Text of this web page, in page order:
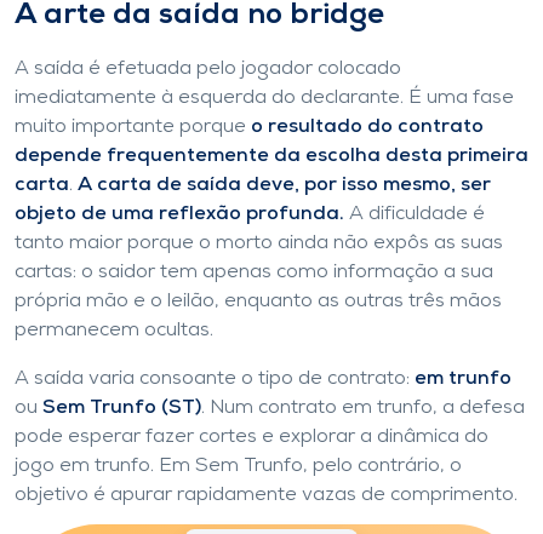
A arte da saída no bridge
A saída é efetuada pelo jogador colocado
imediatamente à esquerda do declarante. É uma fase
muito importante porque o resultado do contrato
depende frequentemente da escolha desta primeira
carta. A carta de saída deve, por isso mesmo, ser
objeto de uma reflexão profunda. A dificuldade é
tanto maior porque o morto ainda não expôs as suas
cartas: o saidor tem apenas como informação a sua
própria mão e o leilão, enquanto as outras três mãos
permanecem ocultas.
A saída varia consoante o tipo de contrato: em trunfo
ou Sem Trunfo (ST). Num contrato em trunfo, a defesa
pode esperar fazer cortes e explorar a dinâmica do
jogo em trunfo. Em Sem Trunfo, pelo contrário, o
objetivo é apurar rapidamente vazas de comprimento.